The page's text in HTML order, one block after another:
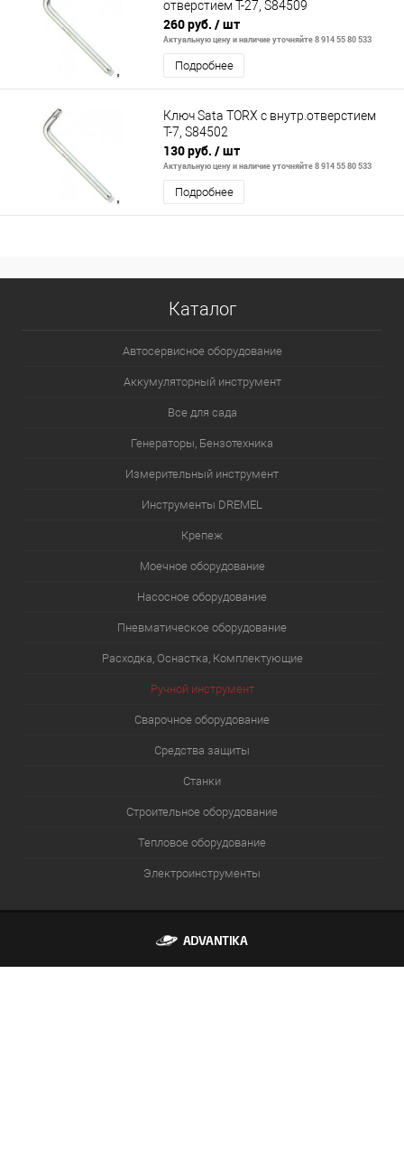
отверстием Т-27, S84509
260 руб. / шт
Актуальную цену и наличие уточняйте 8 914 55 80 533
Подробнее
Ключ Sata TORX с внутр.отверстием
Т-7, S84502
130 руб. / шт
Актуальную цену и наличие уточняйте 8 914 55 80 533
Подробнее
Каталог
Автосервисное оборудование
Аккумуляторный инструмент
Все для сада
Генераторы, Бензотехника
Измерительный инструмент
Инструменты DREMEL
Крепеж
Моечное оборудование
Насосное оборудование
Пневматическое оборудование
Расходка, Оснастка, Комплектующие
Ручной инструмент
Сварочное оборудование
Средства защиты
Станки
Строительное оборудование
Тепловое оборудование
Электроинструменты